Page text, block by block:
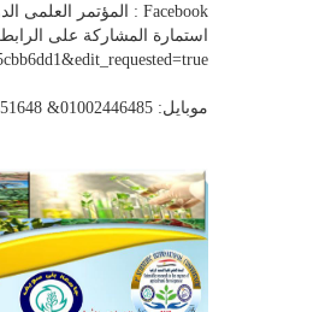
Facebook : المؤتمر العلمى الدولى الأول لكلية الزراعة البيئية والحيوية -جامعة بنى سويف
استمارة المشاركة على الرابط
موبايل: 01002446485& 01013851648& 01067976881 & ت/ ف: 0822089386